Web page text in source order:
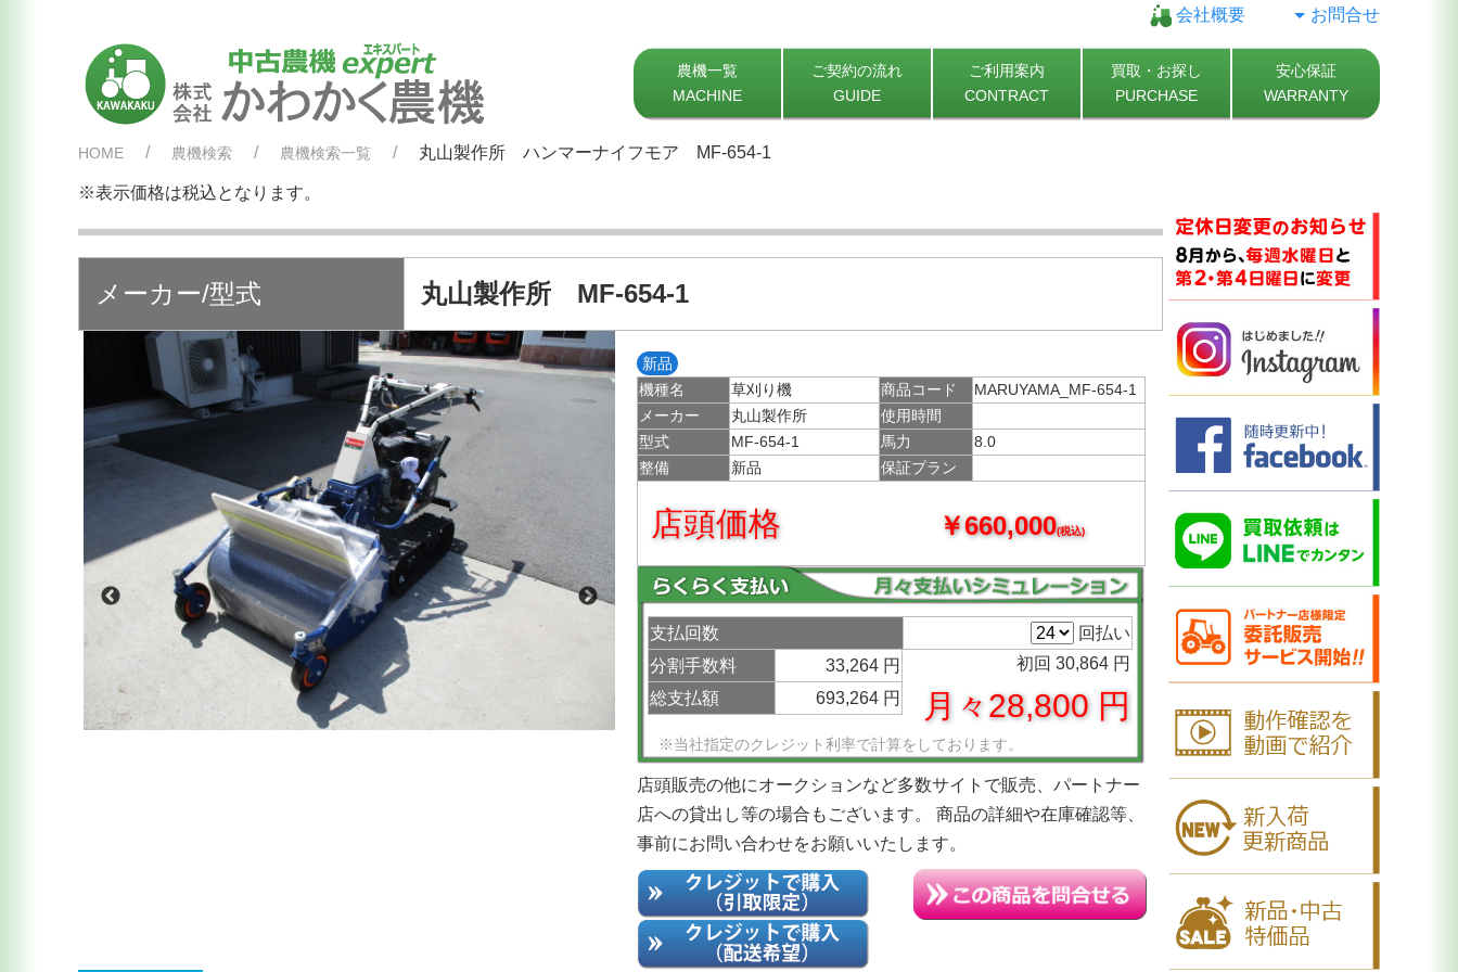
会社概要 お問合せ
農機一覧
MACHINE
ご契約の流れ
GUIDE
ご利用案内
CONTRACT
買取・お探し
PURCHASE
安心保証
WARRANTY
HOME 農機検索 農機検索一覧 丸山製作所 ハンマーナイフモア MF-654-1
※表示価格は税込となります。
メーカー/型式 丸山製作所 MF-654-1
新品
機種名
草刈り機 商品コード
MARUYAMA_MF-654-1
メーカー
丸山製作所
使用時間
型式
MF-654-1 馬力
8.0
整備
新品 保証プラン
店頭価格 ￥660,000(税込)
支払回数
回払い
分割手数料
33,264 円
総支払額
693,264 円
初回 30,864 円
月々28,800 円
※当社指定のクレジット利率で計算をしております。
店頭販売の他にオークションなど多数サイトで販売、パートナー
店への貸出し等の場合もございます。 商品の詳細や在庫確認等、
事前にお問い合わせをお願いいたします。